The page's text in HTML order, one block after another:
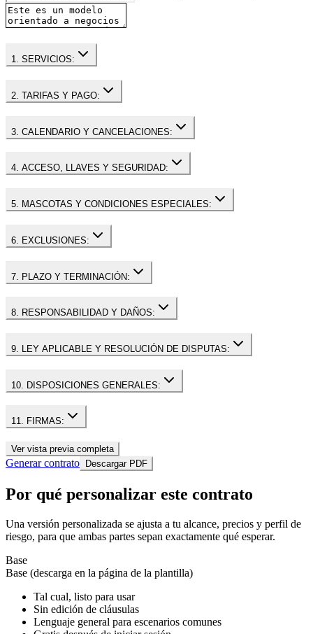
1. SERVICIOS:
2. TARIFAS Y PAGO:
3. CALENDARIO Y CANCELACIONES:
4. ACCESO, LLAVES Y SEGURIDAD:
5. MASCOTAS Y CONDICIONES ESPECIALES:
6. EXCLUSIONES:
7. PLAZO Y TERMINACIÓN:
8. RESPONSABILIDAD Y DAÑOS:
9. LEY APLICABLE Y RESOLUCIÓN DE DISPUTAS:
10. DISPOSICIONES GENERALES:
11. FIRMAS:
Ver vista previa completa
Generar contrato Descargar PDF
Por qué personalizar este contrato
Una versión personalizada se ajusta a tu alcance, precios y perfil de
riesgo, para que ambas partes sepan exactamente qué esperar.
Base
Base (descarga en la página de la plantilla)
Tal cual, listo para usar
Sin edición de cláusulas
Lenguaje general para escenarios comunes